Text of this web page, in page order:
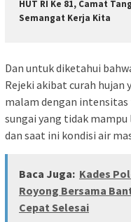
HUT RI Ke 81, Camat
Semangat Kerja Kita
Dan untuk diketahui
Rejeki akibat curah hujan
malam dengan
sungai yang tidak
dan saat ini kondisi air
Baca Juga: Kades
Royong Bersama
Cepat Selesai